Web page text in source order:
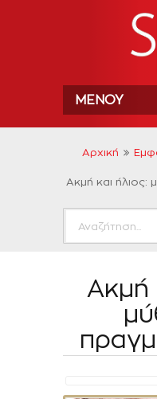
ΜΕΝΟΎ
Αρχική
Ακμή και ήλιος:
Ακμή